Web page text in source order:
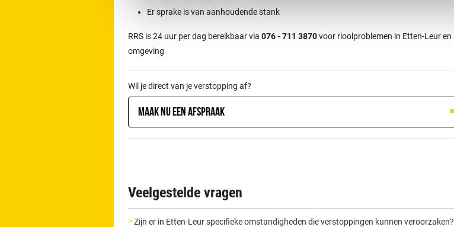
Er sprake is van aanhoudende stank
RRS is 24 uur per dag bereikbaar via 076 - 711 3870voor rioolproblemen in Etten-Leur en
omgeving
Wil je direct van je verstopping af?
Maak nu een afspraak
Veelgestelde vragen
Zijn er in Etten-Leur specifieke omstandigheden die verstoppingen kunnen veroorzaken?